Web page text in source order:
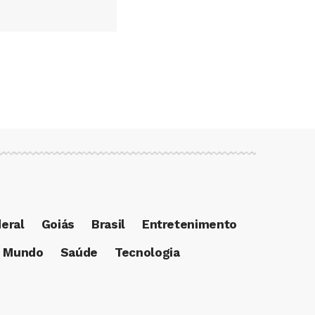
Goiás Brasil
Entretenimento
Mundo
Saúde Tecnologia